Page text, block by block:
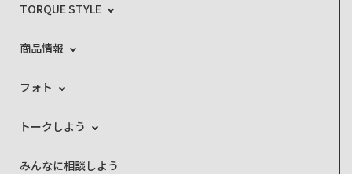
TORQUE STYLE
商品情報
フォト
トークしよう
みんなに相談しよう